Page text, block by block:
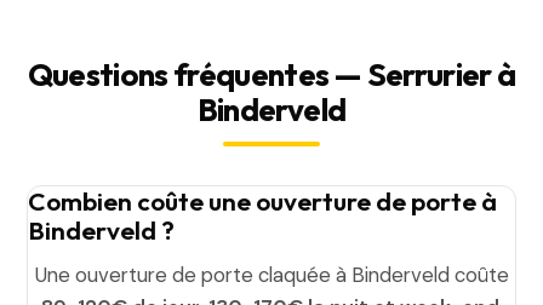
Questions fréquentes — Serrurier à
Binderveld
Combien coûte une ouverture de porte à
Binderveld ?
Une ouverture de porte claquée à Binderveld coûte